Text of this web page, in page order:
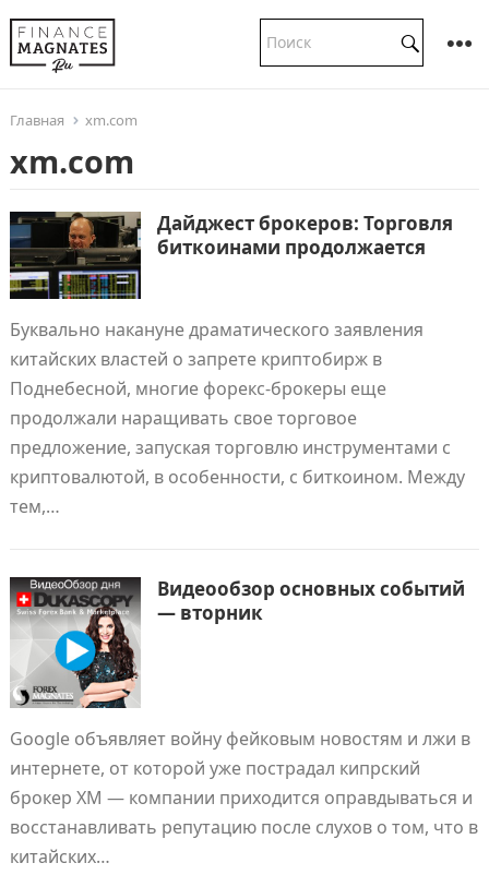
Главная xm.com
xm.com
Дайджест брокеров: Торговля
биткоинами продолжается
Буквально накануне драматического заявления
китайских властей о запрете криптобирж в
Поднебесной, многие форекс-брокеры еще
продолжали наращивать свое торговое
предложение, запуская торговлю инструментами с
криптовалютой, в особенности, с биткоином. Между
тем,…
Видеообзор основных событий
— вторник
Google объявляет войну фейковым новостям и лжи в
интернете, от которой уже пострадал кипрский
брокер XM — компании приходится оправдываться и
восстанавливать репутацию после слухов о том, что в
китайских…